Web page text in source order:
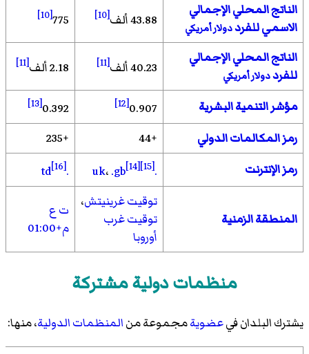
الناتج المحلي الإجمالي
الاسمي للفرددولار أمريكي 43.88 ألف [10]
775
[10]
الناتج المحلي الإجمالي
للفرددولار أمريكي 40.23 ألف [11] 2.18 ألف [11]
مؤشر التنمية البشرية 0.907
[12]
0.392
[13]
رمز المكالمات الدولي +44
+235
رمز الإنترنت
.uk ،.gb[14][15]
.td
[16]
المنطقة الزمنية
توقيت غرينيتش،
توقيت غرب
أوروبا
ت ع
م+01:00
منظمات دولية مشتركة
يشترك البلدان فيعضويةمجموعة منالمنظمات الدولية، منها: